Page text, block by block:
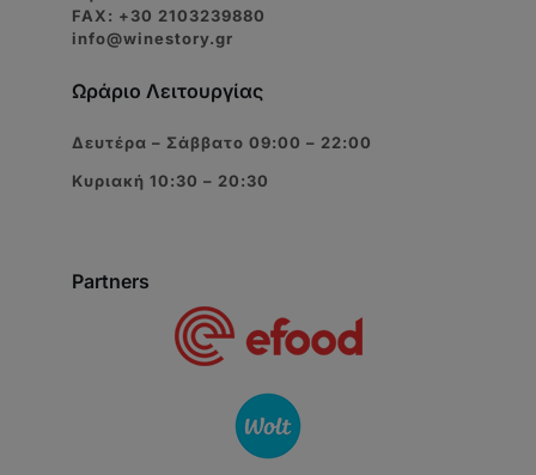
FAX: +30 2103239880
info@winestory.gr
Ωράριο Λειτουργίας
Δευτέρα – Σάββατο 09:00 – 22:00
Κυριακή 10:30 – 20:30
Partners